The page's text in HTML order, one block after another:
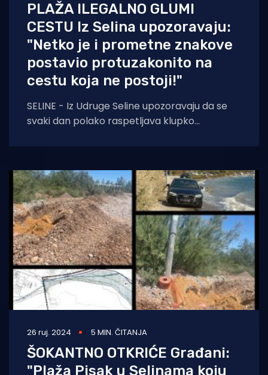
PLAŽA ILEGALNO GLUMI
CESTU Iz Selina upozoravaju:
"Netko je i prometne znakove
postavio protuzakonito na
cestu koja ne postoji!"
SELINE - Iz Udruge Seline upozoravaju da se
svaki dan polako raspetljava klupko
Starigrad. Tako tvrde kako
26 ruj. 2024 5 MIN. ČITANJA
ŠOKANTNO OTKRIĆE Građani:
"Plaža Pisak u Selinama koju